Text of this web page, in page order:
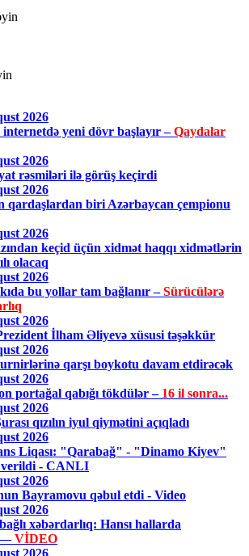
2026
yeni dövr başlayır –Qaydalar
2026
rəsmiləri ilə görüş keçirdi
2026
qardaşlardan biri Azərbaycan çempionu
2026
keçid üçün xidmət haqqı xidmətlərin
olacaq
2026
bu yollar tam bağlanır –Sürücülərə
2026
İlham Əliyevə xüsusi təşəkkür
2026
qarşı boykotu davam etdirəcək
2026
portağal qabığı tökdülər – 16 il sonra...
2026
qızılın iyul qiymətini açıqladı
2026
Liqası: "Qarabağ" - "Dinamo Kiyev"
verildi - CANLI
2026
Bayramovu qəbul etdi - Video
2026
xəbərdarlıq: Hansı hallarda
—VİDEO
2026